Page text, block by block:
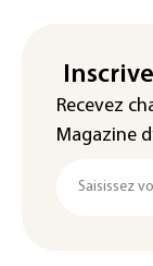
Recevez
Magazine